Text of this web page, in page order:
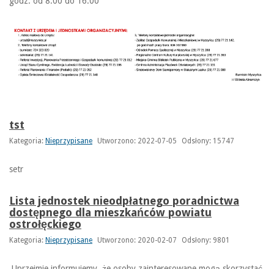
tst
Kategoria: Nieprzypisane Utworzono: 2022-07-05 Odsłony: 15747
setr
Lista jednostek nieodpłatnego poradnictwa
dostępnego dla mieszkańców powiatu
ostrołęckiego
Kategoria: Nieprzypisane Utworzono: 2020-02-07 Odsłony: 9801